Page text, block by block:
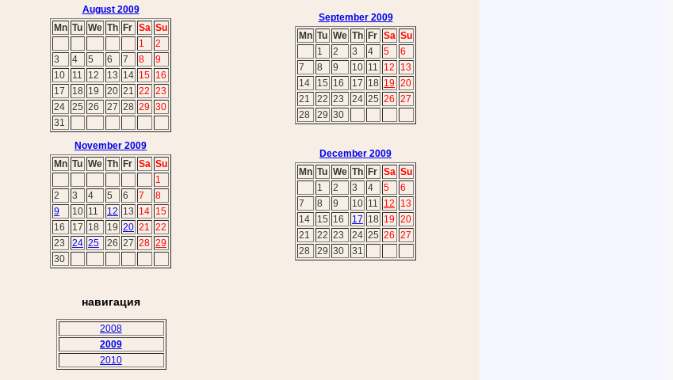
August 2009
Mn Tu We Th Fr Sa Su
1
2
3
4 5 6 7 8
9
10
11 12 13 14 15 16
17
18 19 20 21 22 23
24
25 26 27 28 29 30
31
September 2009
Mn Tu We Th Fr Sa Su
1
2 3 4 5
6
7
8 9 10 11 12
13
14
15 16 17 18 19 20
21
22 23 24 25 26 27
28
29 30
November 2009
Mn Tu We Th Fr Sa Su
1
2
3 4 5 6 7
8
9
10 11 12 13 14 15
16
17 18 19 20 21 22
23
24 25 26 27 28 29
30
December 2009
Mn Tu We Th Fr Sa Su
1
2 3 4 5
6
7
8 9 10 11 12
13
14
15 16 17 18 19 20
21
22 23 24 25 26 27
28
29 30 31
навигация
2008
2009
2010